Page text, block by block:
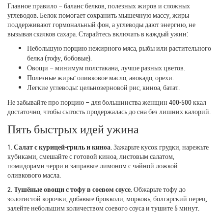
Главное правило – баланс белков, полезных жиров и сложных
углеводов. Белок помогает сохранить мышечную массу, жиры
поддерживают гормональный фон, а углеводы дают энергию, не
вызывая скачков сахара. Старайтесь включать в каждый ужин:
Небольшую порцию нежирного мяса, рыбы или растительного
белка (тофу, бобовые).
Овощи – минимум полстакана, лучше разных цветов.
Полезные жиры: оливковое масло, авокадо, орехи.
Легкие углеводы: цельнозерновой рис, киноа, батат.
Не забывайте про порцию – для большинства женщин 400‑500 ккал
достаточно, чтобы сытость продержалась до сна без лишних калорий.
Пять быстрых идей ужина
1. Салат с курицей‑гриль и киноа . Зажарьте кусок грудки, нарежьте
кубиками, смешайте с готовой киноа, листовым салатом,
помидорами черри и заправьте лимоном с чайной ложкой
оливкового масла.
2. Тушёные овощи с тофу в соевом соусе . Обжарьте тофу до
золотистой корочки, добавьте брокколи, морковь, болгарский перец,
залейте небольшим количеством соевого соуса и тушите 5 минут.